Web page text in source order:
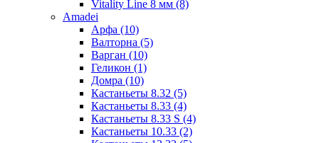
Vitality Line 8 мм (8)
Amadei
Арфа (10)
Валторна (5)
Варган (10)
Геликон (1)
Домра (10)
Кастаньеты 8.32 (5)
Кастаньеты 8.33 (4)
Кастаньеты 8.33 S (4)
Кастаньеты 10.33 (2)